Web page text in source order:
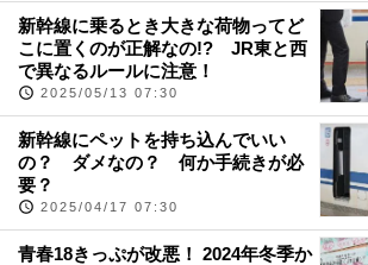
新幹線に乗るとき大きな荷物ってど
こに置くのが正解なの!? JR東と西
で異なるルールに注意！
2025/05/13 07:30
新幹線にペットを持ち込んでいい
の？ ダメなの？ 何か手続きが必
要？
2025/04/17 07:30
青春18きっぷが改悪！ 2024年冬季か